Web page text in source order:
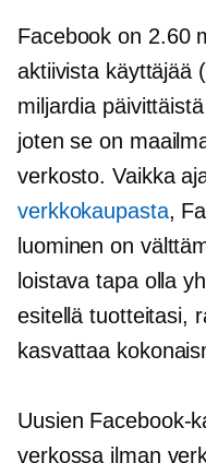
Facebook on 2.60
aktiivista käyttäjää
miljardia
joten se on
verkosto. Vaikka
verkkokaupasta,
luominen on
loistava tapa olla
esitellä tuotteitasi,
kasvattaa
Uusien Facebook-
verkossa ilman